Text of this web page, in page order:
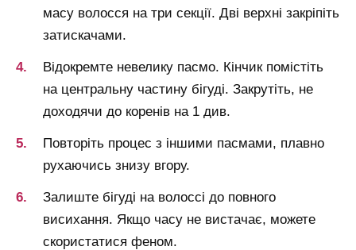
масу волосся на три секції. Дві верхні закріпіть
затискачами.
Відокремте невелику пасмо. Кінчик помістіть
на центральну частину бігуді. Закрутіть, не
доходячи до коренів на 1 див.
Повторіть процес з іншими пасмами, плавно
рухаючись знизу вгору.
Залиште бігуді на волоссі до повного
висихання. Якщо часу не вистачає, можете
скористатися феном.